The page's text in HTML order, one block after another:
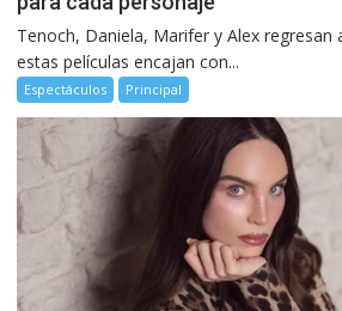
Tenoch, Daniela, Marifer y Alex regresan
estas películas encajan con...
Espectáculos Principal